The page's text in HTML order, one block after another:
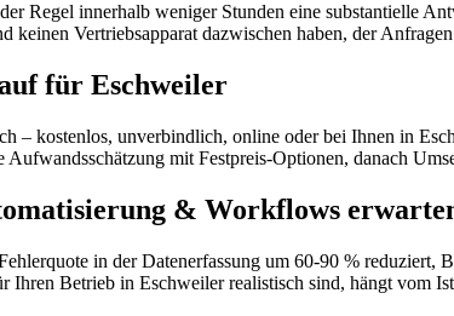
Regel innerhalb weniger Stunden eine substantielle
Vertriebsapparat dazwischen haben, der
für Eschweiler
– kostenlos, unverbindlich, online oder bei Ihnen in
mit Festpreis-Optionen, danach
& Workflows
in der Datenerfassung um 60-90 %
Ihren Betrieb in Eschweiler realistisch sind, hängt vom